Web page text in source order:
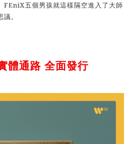
FEniX五個男孩就這樣隔空進入了大師
。
體通路 全面發行